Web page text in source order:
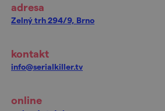
adresa
Zelný trh 294/9, Brno
kontakt
info@serialkiller.tv
online